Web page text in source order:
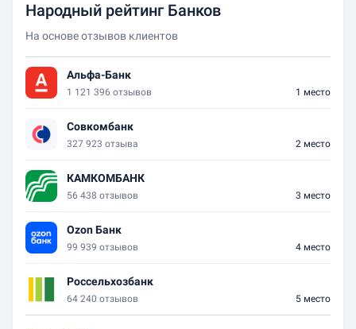
Народный рейтинг Банков
На основе отзывов клиентов
Альфа-Банк
1 121 396 отзывов 1 место
Совкомбанк
327 923 отзыва 2 место
КАМКОМБАНК
56 438 отзывов 3 место
Ozon Банк
99 939 отзывов 4 место
Россельхозбанк
64 240 отзывов 5 место